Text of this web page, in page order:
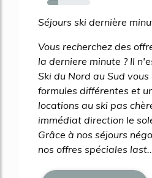
25%
Séjours ski dernière
Vous recherchez des
la derniere minute ? Il
Ski du Nord au Sud
formules différentes et
locations au ski pas
immédiat direction le
Grâce à nos séjours
nos offres spéciales